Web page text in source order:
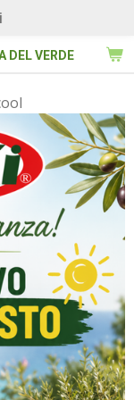
DEL VERDE